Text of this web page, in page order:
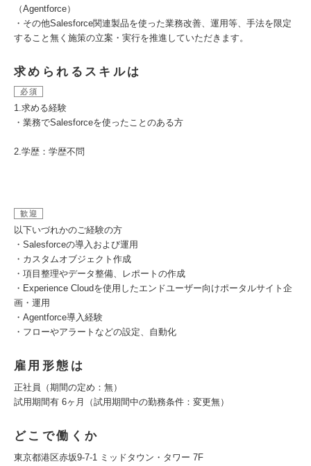
（Agentforce）
・その他Salesforce関連製品を使った業務改善、運用等、手法を限定
すること無く施策の立案・実行を推進していただきます。
求められるスキルは
必須
1.求める経験
・業務でSalesforceを使ったことのある方
2.学歴：学歴不問
歓迎
以下いづれかのご経験の方
・Salesforceの導入および運用
・カスタムオブジェクト作成
・項目整理やデータ整備、レポートの作成
・Experience Cloudを使用したエンドユーザー向けポータルサイト企
画・運用
・Agentforce導入経験
・フローやアラートなどの設定、自動化
雇用形態は
正社員（期間の定め：無）
試用期間有 6ヶ月（試用期間中の勤務条件：変更無）
どこで働くか
東京都港区赤坂9-7-1 ミッドタウン・タワー 7F